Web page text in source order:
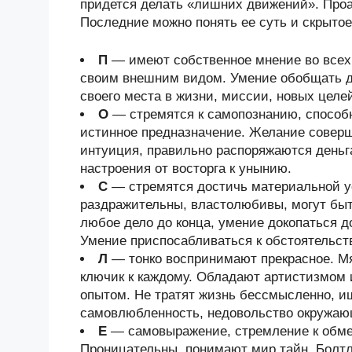
придется делать «лишних движений».
Последние можно понять ее суть и
П — имеют собственное мнение во
своим внешним видом. Умение обобщать
своего места в жизни, миссии, новых
О — стремятся к самопознанию,
истинное предназначение. Желание
интуиция, правильно распоряжаются
настроения от восторга к унынию.
С — стремятся достичь материальной
раздражительны, властолюбивы, могут
любое дело до конца, умение докопаться
Умение приспосабливаться к
Л — тонко воспринимают прекрасное.
ключик к каждому. Обладают
опытом. Не тратят жизнь бессмысленно,
самовлюбленность, недовольство
Е — самовыражение, стремление к